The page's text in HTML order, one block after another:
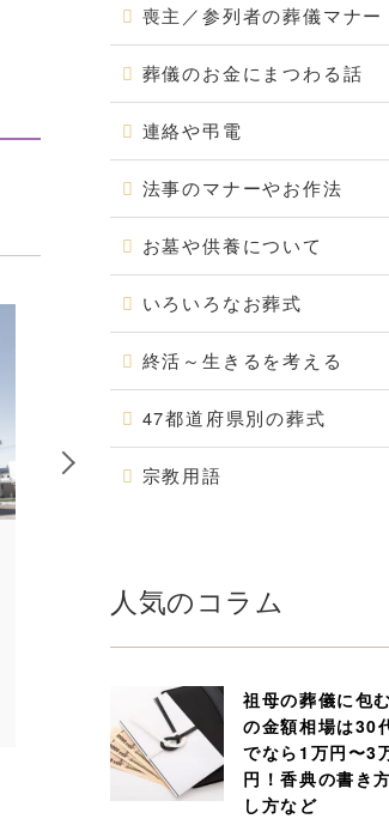
和歌山県和歌山市｜…
6
喪主／参列者の葬儀マナー
葬儀のお金にまつわる話
連絡や弔電
法事のマナーやお作法
お墓や供養について
いろいろなお葬式
終活～生きるを考える
47都道府県別の葬式
宗教用語
人気のコラム
祖母の葬儀に包
の金額相場は30
でなら1万円〜3
円！香典の書き
し方など